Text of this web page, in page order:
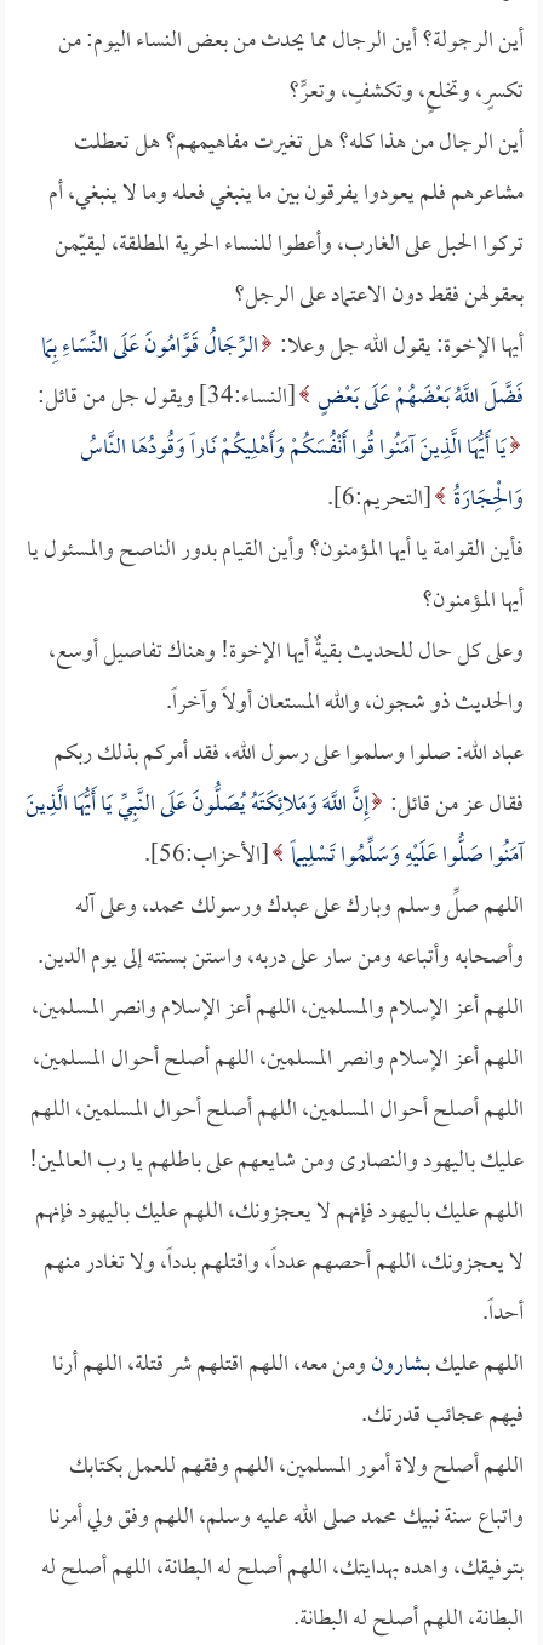
أين الرجولة؟ أين الرجال مما يحدث من بعض النساء اليوم: من
تكسرٍ، وتخلعٍ، وتكشفٍ، وتعرٍّ؟
أين الرجال من هذا كله؟ هل تغيرت مفاهيمهم؟ هل تعطلت
مشاعرهم فلم يعودوا يفرقون بين ما ينبغي فعله وما لا ينبغي، أم
تركوا الحبل على الغارب، وأعطوا للنساء الحرية المطلقة، ليقيّمن
بعقولهن فقط دون الاعتماد على الرجل؟
أيها الإخوة: يقول الله جل وعلا: الرِّجَالُ قَوَّامُونَ عَلَى النِّسَاءِ بِمَا
فَضَّلَ اللَّهُ بَعْضَهُمْ عَلَى بَعْضٍ [النساء:34] ويقول جل من قائل:
يَا أَيُّهَا الَّذِينَ آمَنُوا قُوا أَنْفُسَكُمْ وَأَهْلِيكُمْ نَاراً وَقُودُهَا النَّاسُ
وَالْحِجَارَةُ [التحريم:6].
فأين القوامة يا أيها المؤمنون؟ وأين القيام بدور الناصح والمسئول يا
أيها المؤمنون؟
وعلى كل حال للحديث بقيةٌ أيها الإخوة! وهناك تفاصيل أوسع،
والحديث ذو شجون، والله المستعان أولاً وآخراً.
عباد الله: صلوا وسلموا على رسول الله، فقد أمركم بذلك ربكم
فقال عز من قائل: إِنَّ اللَّهَ وَمَلائِكَتَهُ يُصَلُّونَ عَلَى النَّبِيِّ يَا أَيُّهَا الَّذِينَ
آمَنُوا صَلُّوا عَلَيْهِ وَسَلِّمُوا تَسْلِيماً [الأحزاب:56].
اللهم صلِّ وسلم وبارك على عبدك ورسولك محمد، وعلى آله
وأصحابه وأتباعه ومن سار على دربه، واستن بسنته إلى يوم الدين.
اللهم أعز الإسلام والمسلمين، اللهم أعز الإسلام وانصر المسلمين،
اللهم أعز الإسلام وانصر المسلمين، اللهم أصلح أحوال المسلمين،
اللهم أصلح أحوال المسلمين، اللهم أصلح أحوال المسلمين، اللهم
عليك باليهود والنصارى ومن شايعهم على باطلهم يا رب العالمين!
اللهم عليك باليهود فإنهم لا يعجزونك، اللهم عليك باليهود فإنهم
لا يعجزونك، اللهم أحصهم عدداً، واقتلهم بدداً، ولا تغادر منهم
أحداً.
اللهم عليك بـشارونومن معه، اللهم اقتلهم شر قتلة، اللهم أرنا
فيهم عجائب قدرتك.
اللهم أصلح ولاة أمور المسلمين، اللهم وفقهم للعمل بكتابك
واتباع سنة نبيك محمد صلى الله عليه وسلم، اللهم وفق ولي أمرنا
بتوفيقك، واهده بهدايتك، اللهم أصلح له البطانة، اللهم أصلح له
البطانة، اللهم أصلح له البطانة.